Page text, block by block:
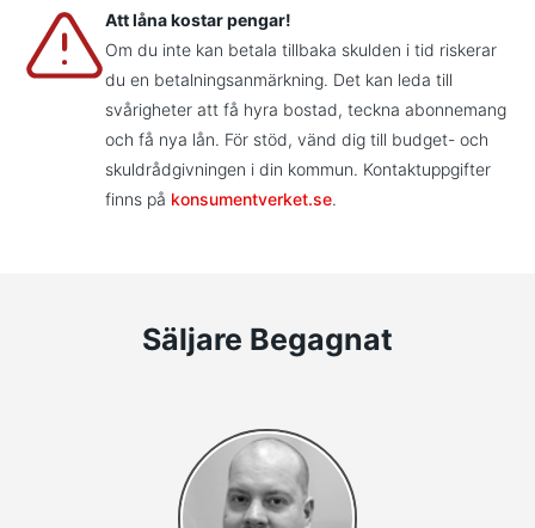
Att låna kostar pengar!
Om du inte kan betala tillbaka skulden i tid riskerar
du en betalningsanmärkning. Det kan leda till
svårigheter att få hyra bostad, teckna abonnemang
och få nya lån. För stöd, vänd dig till budget- och
skuldrådgivningen i din kommun. Kontaktuppgifter
finns på konsumentverket.se.
Säljare Begagnat